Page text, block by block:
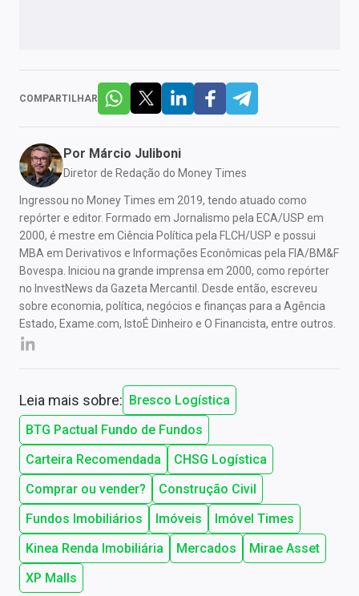
COMPARTILHAR
Por Márcio Juliboni
Diretor de Redação do Money Times
Ingressou no Money Times em 2019, tendo atuado como
repórter e editor. Formado em Jornalismo pela ECA/USP em
2000, é mestre em Ciência Política pela FLCH/USP e possui
MBA em Derivativos e Informações Econômicas pela FIA/BM&F
Bovespa. Iniciou na grande imprensa em 2000, como repórter
no InvestNews da Gazeta Mercantil. Desde então, escreveu
sobre economia, política, negócios e finanças para a Agência
Estado, Exame.com, IstoÉ Dinheiro e O Financista, entre outros.
Leia mais sobre: Bresco Logística
BTG Pactual Fundo de Fundos
Carteira Recomendada
CHSG Logística
Comprar ou vender?
Construção Civil
Fundos Imobiliários
Imóveis
Imóvel Times
Kinea Renda Imobiliária
Mercados
Mirae Asset
XP Malls